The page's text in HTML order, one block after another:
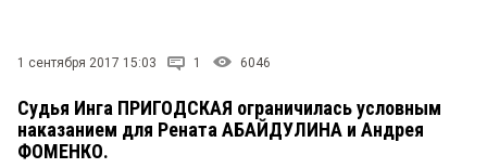
1 сентября 2017 15:03 1 6046
Судья Инга ПРИГОДСКАЯ ограничилась условным
наказанием для Рената АБАЙДУЛИНА и Андрея
ФОМЕНКО.